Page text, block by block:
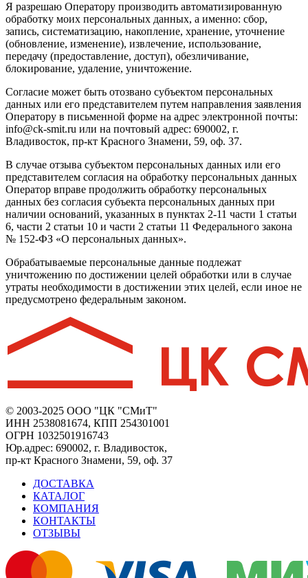
Я разрешаю Оператору производить автоматизированную
обработку моих персональных данных, а именно: сбор,
запись, систематизацию, накопление, хранение, уточнение
(обновление, изменение), извлечение, использование,
передачу (предоставление, доступ), обезличивание,
блокирование, удаление, уничтожение.
Согласие может быть отозвано субъектом персональных
данных или его представителем путем направления заявления
Оператору в письменной форме на адрес электронной почты:
info@ck-smit.ru или на почтовый адрес: 690002, г.
Владивосток, пр-кт Красного Знамени, 59, оф. 37.
В случае отзыва субъектом персональных данных или его
представителем согласия на обработку персональных данных
Оператор вправе продолжить обработку персональных
данных без согласия субъекта персональных данных при
наличии оснований, указанных в пунктах 2-11 части 1 статьи
6, части 2 статьи 10 и части 2 статьи 11 Федерального закона
№ 152-ФЗ «О персональных данных».
Обрабатываемые персональные данные подлежат
уничтожению по достижении целей обработки или в случае
утраты необходимости в достижении этих целей, если иное не
предусмотрено федеральным законом.
© 2003-2025 ООО "ЦК "СМиТ"
ИНН 2538081674, КПП 254301001
ОГРН 1032501916743
Юр.адрес: 690002, г. Владивосток,
пр-кт Красного Знамени, 59, оф. 37
ДОСТАВКА
КАТАЛОГ
КОМПАНИЯ
КОНТАКТЫ
ОТЗЫВЫ